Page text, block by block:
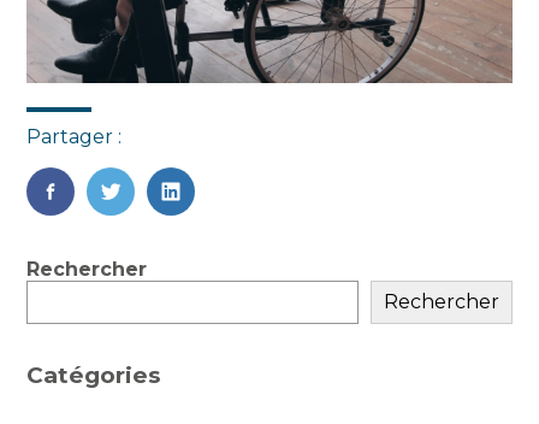
Partager :
FaceBook
TwitterLinkedIn
Blog
Rechercher
Rechercher
Catégories